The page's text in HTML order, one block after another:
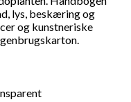
lys, beskæring og
og kunstneriske